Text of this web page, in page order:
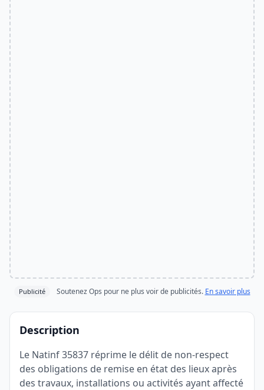
Publicité Soutenez Ops pour ne plus voir de publicités. En savoir plus
Description
Le Natinf 35837 réprime le délit de non-respect
des obligations de remise en état des lieux après
des travaux, installations ou activités ayant affecté